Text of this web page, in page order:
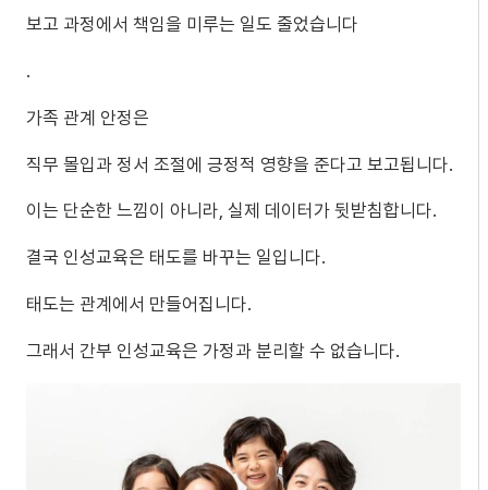
보고 과정에서 책임을 미루는 일도 줄었습니다
.
가족 관계 안정은
직무 몰입과 정서 조절에 긍정적 영향을 준다고 보고됩니다.
이는 단순한 느낌이 아니라, 실제 데이터가 뒷받침합니다.
결국 인성교육은 태도를 바꾸는 일입니다.
태도는 관계에서 만들어집니다.
그래서 간부 인성교육은 가정과 분리할 수 없습니다.